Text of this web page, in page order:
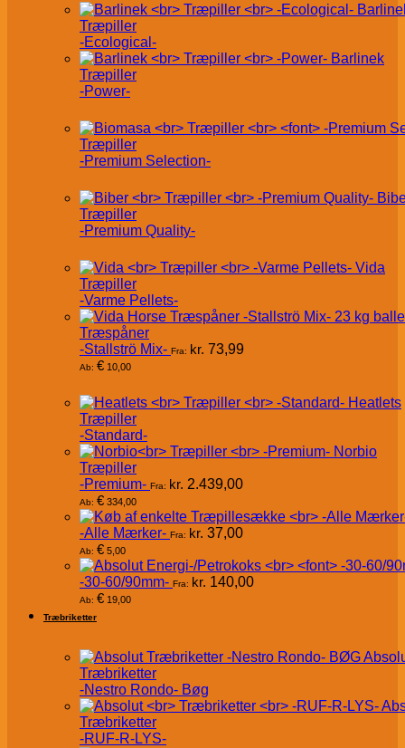
Træpiller
-Ecological-
Barlinek
Træpiller
-Power-
Træpiller
-Premium Selection-
Træpiller
-Premium Quality-
Vida
Træpiller
-Varme Pellets-
Træspåner
-Stallströ Mix- Fra: kr. 73,99
Ab: € 10,00
Heatlets
Træpiller
-Standard-
Norbio
Træpiller
-Premium- Fra: kr. 2.439,00
Ab: € 334,00
-Alle Mærker- Fra: kr. 37,00
Ab: € 5,00
-30-60/90mm- Fra: kr. 140,00
Ab: € 19,00
Træbriketter
Træbriketter
-Nestro Rondo- Bøg
Træbriketter
-RUF-R-LYS-